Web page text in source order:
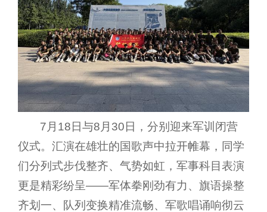
7月18日与8月30日，分别迎来军训闭营
仪式。汇演在雄壮的国歌声中拉开帷幕，同学
们分列式步伐整齐、气势如虹，军事科目表演
更是精彩纷呈——军体拳刚劲有力、旗语操整
齐划一、队列变换精准流畅、军歌唱诵响彻云